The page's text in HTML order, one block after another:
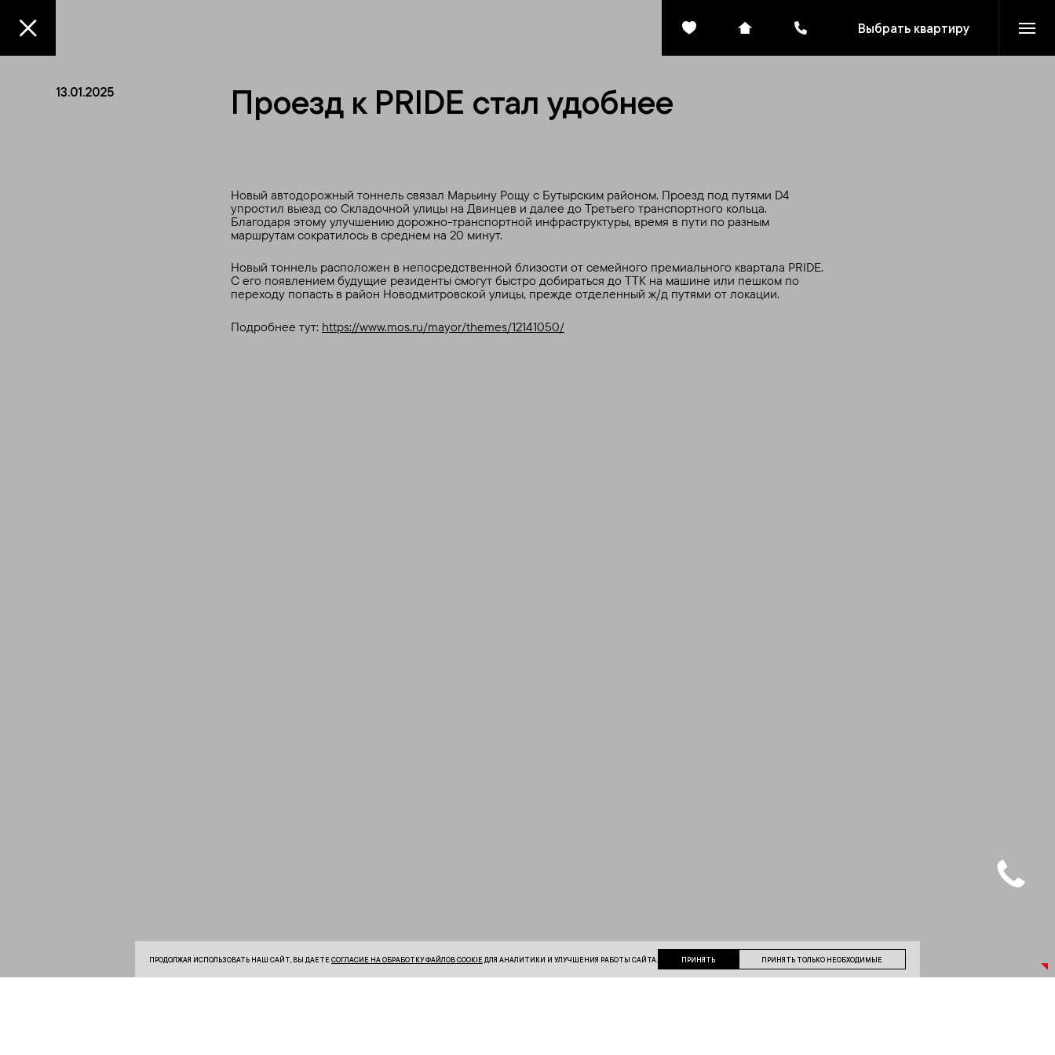
13.01.2025 Проезд к PRIDE стал удобнее
Новый автодорожный тоннель связал Марьину Рощу с Бутырским районом. Проезд под путями D4
упростил выезд со Складочной улицы на Двинцев и далее до Третьего транспортного кольца.
Благодаря этому улучшению дорожно-транспортной инфраструктуры, время в пути по разным
маршрутам сократилось в среднем на 20 минут.
Новый тоннель расположен в непосредственной близости от семейного премиального квартала PRIDE.
С его появлением будущие резиденты смогут быстро добираться до ТТК на машине или пешком по
переходу попасть в район Новодмитровской улицы, прежде отделенный ж/д путями от локации.
Подробнее тут: https://www.mos.ru/mayor/themes/12141050/
Выбрать квартиру
ПРОДОЛЖАЯ ИСПОЛЬЗОВАТЬ НАШ САЙТ, ВЫ ДАЕТЕСОГЛАСИЕ НА ОБРАБОТКУ ФАЙЛОВ COOKIEДЛЯ АНАЛИТИКИ И УЛУЧШЕНИЯ РАБОТЫ САЙТА. ПРИНЯТЬ ПРИНЯТЬ ТОЛЬКО НЕОБХОДИМЫЕ